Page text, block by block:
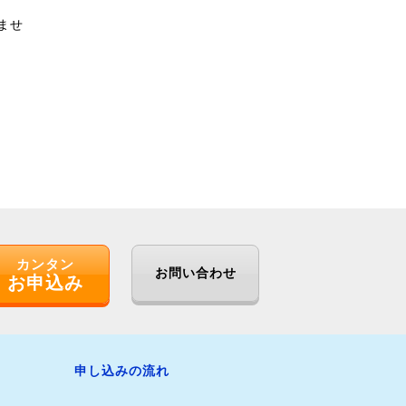
せ
カンタン
お申込み お問い合わせ
申し込みの流れ